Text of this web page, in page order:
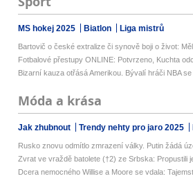
MS hokej 2025 Biatlon Liga mistrů
Bartovič o české extralize či synově boji o život:
Fotbalové přestupy ONLINE: Potvrzeno, Kuchta
Bizarní kauza otřásá Amerikou. Bývalí hráči NBA se
Móda a krása
Jak zhubnout Trendy nehty pro jaro 2025
Rusko znovu odmítlo zmrazení války. Putin žádá
Zvrat ve vraždě batolete (†2) ze Srbska: Propustili
Dcera nemocného Willise a Moore se vdala: